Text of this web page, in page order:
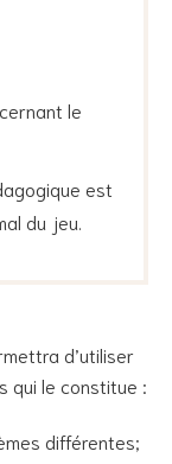
le
est
du jeu.
d’utiliser
qui le constitue :
différentes;